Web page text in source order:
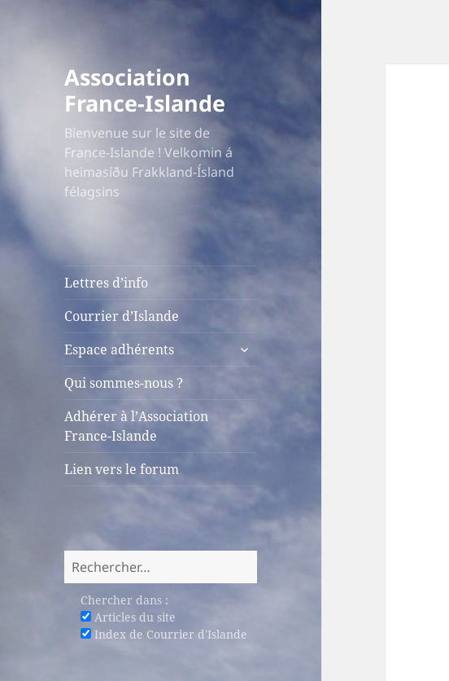
Association
France-Islande
Bienvenue sur le site de
France-Islande ! Velkomin á
heimasíðu Frakkland-Ísland
félagsins
Lettres d’info
Courrier d’Islande
Espace adhérents
ouvrir
menu
Qui sommes-nous ?
Adhérer à l’Association
France-Islande
Lien vers le forum
Rechercher :
Chercher dans :
Articles du site
Index de Courrier d'Islande